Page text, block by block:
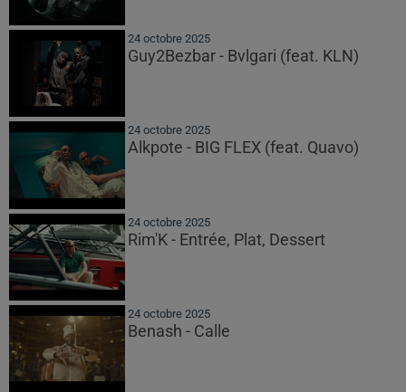
24 octobre 2025
Guy2Bezbar - Bvlgari (feat. KLN)
24 octobre 2025
Alkpote - BIG FLEX (feat. Quavo)
24 octobre 2025
Rim'K - Entrée, Plat, Dessert
24 octobre 2025
Benash - Calle